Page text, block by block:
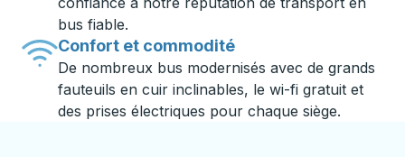
bus fiable.
Confort et commodité
De nombreux bus modernisés avec de grands
fauteuils en cuir inclinables, le wi-fi gratuit et
des prises électriques pour chaque siège.